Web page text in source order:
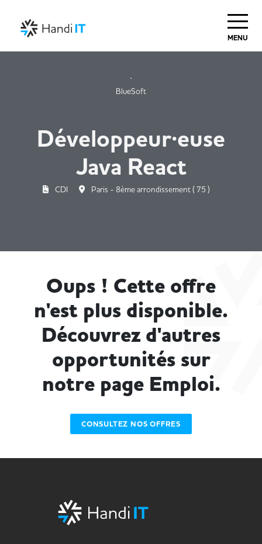
MENU
BlueSoft
Développeur·euse
Java React
CDI Paris - 8ème arrondissement ( 75 )
Oups ! Cette offre
n'est plus disponible.
Découvrez d'autres
opportunités sur
notre page Emploi.
CONSULTEZ NOS OFFRES